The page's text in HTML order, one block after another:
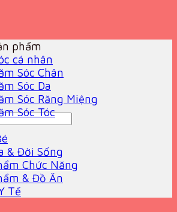
phẩm
cá nhân
Sóc Chân
Sóc Da
Sóc Răng Miệng
Sóc Tóc
& Đời Sống
Chức Năng
& Đồ Ăn
Tế